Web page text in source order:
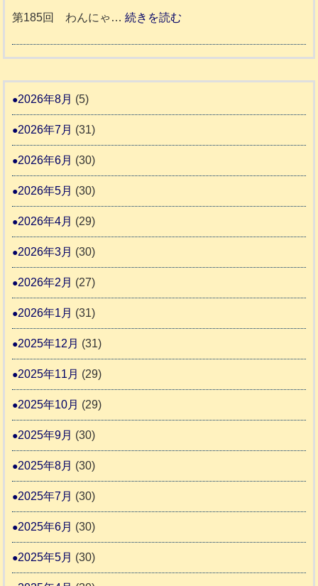
ま
ま
動
進
会
2
第185回 わんにゃ…続きを読む
8
わ
ゃ
っ
間
2026年8月 (5)
2026年7月 (31)
2026年6月 (30)
2026年5月 (30)
2026年4月 (29)
2026年3月 (30)
2026年2月 (27)
2026年1月 (31)
2025年12月 (31)
2025年11月 (29)
2025年10月 (29)
2025年9月 (30)
2025年8月 (30)
2025年7月 (30)
2025年6月 (30)
2025年5月 (30)